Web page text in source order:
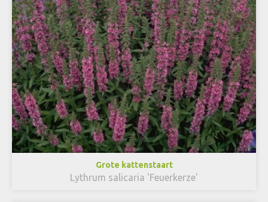
Grote kattenstaart
Lythrum salicaria 'Feuerkerze'